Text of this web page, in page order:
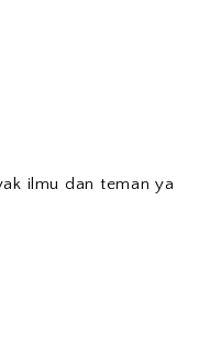
ilmu dan teman ya